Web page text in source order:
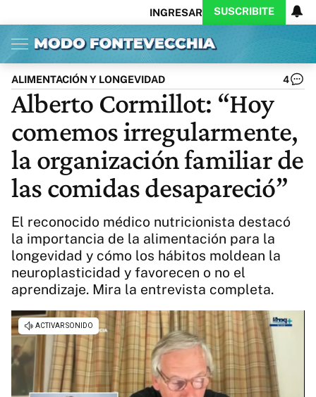
INGRESAR SUSCRIBITE
Inicio Ahora
Opinión
Política
Ciencia
Protagonistas
Cultura
Arte
Educación
Clima
CARAS
Exitoina
Turismo
Videos
Córdoba
Reperfilar
Business
Noticias
Caras
Diario del Juicio
Actualidad
ALIMENTACIÓN Y LONGEVIDAD 4
Alberto Cormillot: “Hoy
comemos irregularmente,
la organización familiar de
las comidas desapareció”
El reconocido médico nutricionista destacó
la importancia de la alimentación para la
longevidad y cómo los hábitos moldean la
neuroplasticidad y favorecen o no el
aprendizaje. Mira la entrevista completa.